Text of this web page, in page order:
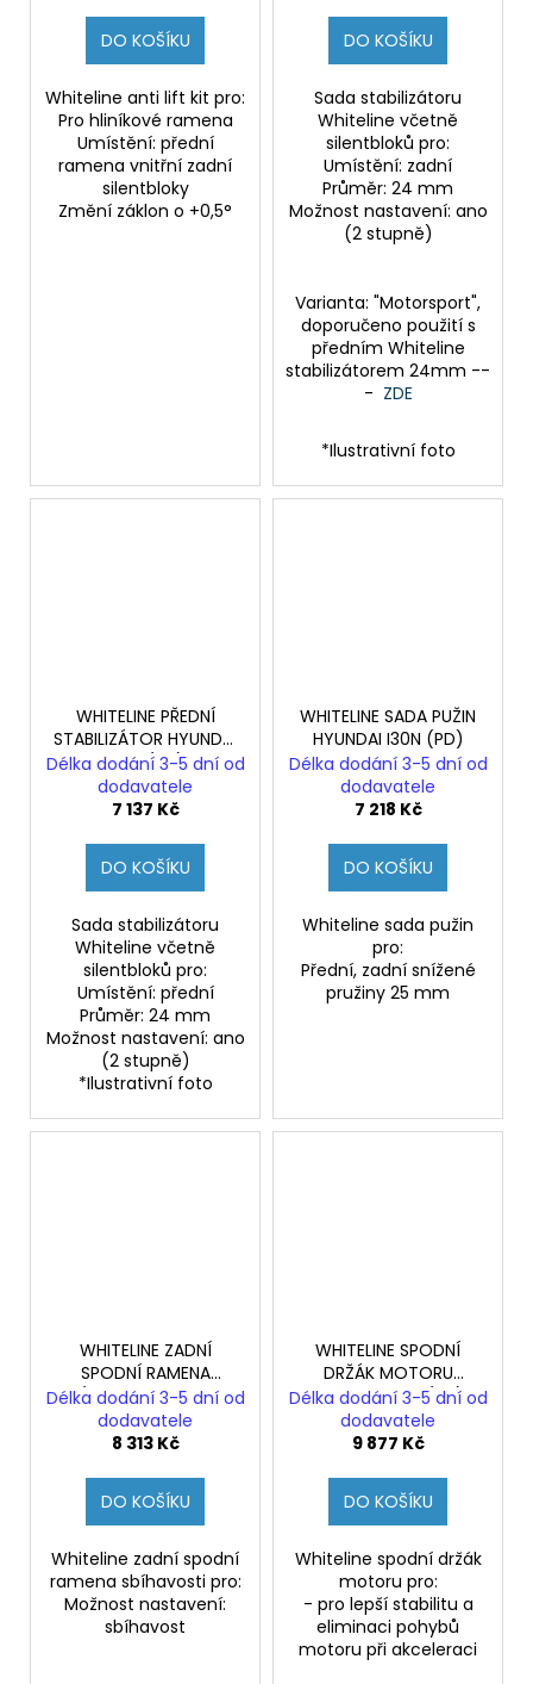
DO KOŠÍKU
Whiteline anti lift kit pro:
Pro hliníkové ramena
Umístění: přední
ramena vnitřní zadní
silentbloky
Změní záklon o +0,5°
DO KOŠÍKU
Sada stabilizátoru
Whiteline včetně
silentbloků pro:
Umístění: zadní
Průměr: 24 mm
Možnost nastavení: ano
(2 stupně)
Varianta: "Motorsport",
doporučeno použití s
předním Whiteline
stabilizátorem 24mm --
- ZDE
*Ilustrativní foto
WHITELINE PŘEDNÍ
STABILIZÁTOR HYUNDAI
I30N (PD)
Délka dodání 3-5 dní od
dodavatele
7 137 Kč
DO KOŠÍKU
Sada stabilizátoru
Whiteline včetně
silentbloků pro:
Umístění: přední
Průměr: 24 mm
Možnost nastavení: ano
(2 stupně)
*Ilustrativní foto
WHITELINE SADA PUŽIN
HYUNDAI I30N (PD)
Délka dodání 3-5 dní od
dodavatele
7 218 Kč
DO KOŠÍKU
Whiteline sada pužin
pro:
Přední, zadní snížené
pružiny 25 mm
WHITELINE ZADNÍ
SPODNÍ RAMENA
SBÍHAVOSTI HYUNDAI
I30N (PD)
Délka dodání 3-5 dní od
dodavatele
8 313 Kč
DO KOŠÍKU
Whiteline zadní spodní
ramena sbíhavosti pro:
Možnost nastavení:
sbíhavost
WHITELINE SPODNÍ
DRŽÁK MOTORU
HYUNDAI I30N (PD)
Délka dodání 3-5 dní od
dodavatele
9 877 Kč
DO KOŠÍKU
Whiteline spodní držák
motoru pro:
- pro lepší stabilitu a
eliminaci pohybů
motoru při akceleraci